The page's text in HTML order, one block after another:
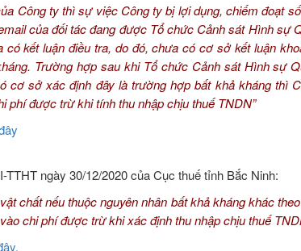
Công ty thì sự việc Công ty bị lợi dụng, chiếm đoạt
của đối tác đang được Tổ chức Cảnh sát Hình sự
kết luận điều tra, do đó, chưa có cơ sở kết luận
Trường hợp sau khi Tổ chức Cảnh sát Hình sự
cơ sở xác định đây là trường hợp bất khả kháng thì
phí được trừ khi tính thu nhập chịu thuế TNDN”
ngày 30/12/2020 của Cục thuế tỉnh Bắc Ninh:
chất nếu thuộc nguyên nhân bất khả kháng khác
chi phí được trừ khi xác định thu nhập chịu thuế